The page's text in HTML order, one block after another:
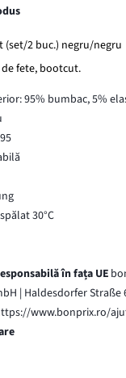
2 buc.) negru/negru
fete, bootcut.
95% bumbac, 5%
30°C
în fața UE
| Haldesdorfer Straße
www.bonprix.ro/